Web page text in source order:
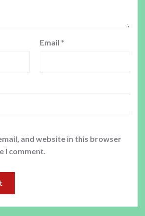
Email *
and website in this browser
I comment.